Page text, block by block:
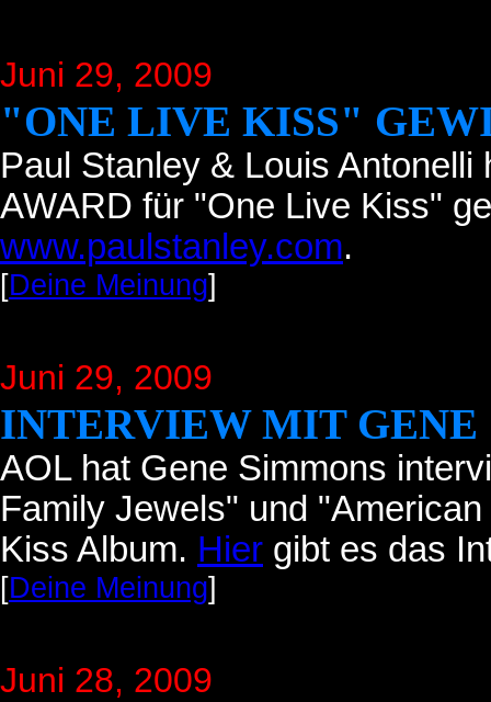
Juni 29, 2009
"ONE LIVE KISS"
Paul Stanley & Louis
AWARD für "One Live Kiss"
www.paulstanley.com.
[Deine Meinung]
Juni 29, 2009
INTERVIEW MIT GENE
AOL hat Gene Simmons
Family Jewels" und
Kiss Album. Hier gibt es das
[Deine Meinung]
Juni 28, 2009